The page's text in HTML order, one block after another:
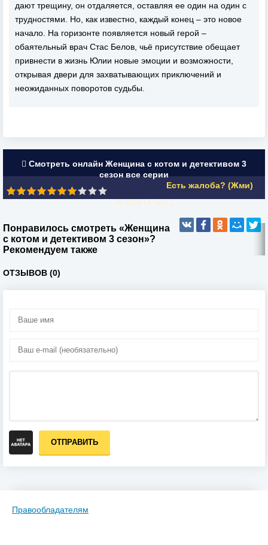
дают трещину, он отдаляется, оставляя ее один на один с
трудностями. Но, как известно, каждый конец – это новое
начало. На горизонте появляется новый герой –
обаятельный врач Стас Белов, чьё присутствие обещает
привнести в жизнь Юлии новые эмоции и возможности,
открывая двери для захватывающих приключений и
неожиданных поворотов судьбы.
Смотреть онлайн Женщина с котом и детективом 3
сезон все серии
Есть жалоба? (Жми)
6.8/10 (4чел.)
Понравилось смотреть «Женщина
с котом и детективом 3 сезон»?
Рекомендуем также
ОТЗЫВОВ (0)
ОТПРАВИТЬ
Правообладателям